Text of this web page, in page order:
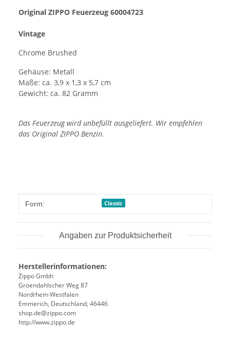
Original ZIPPO Feuerzeug 60004723
Vintage
Chrome Brushed
Gehäuse: Metall
Maße: ca. 3,9 x 1,3 x 5,7 cm
Gewicht: ca. 82 Gramm
Das Feuerzeug wird unbefüllt ausgeliefert. Wir empfehlen
das Original ZIPPO Benzin.
Produkteigenschaft
Wert
Form: Classic
Angaben zur Produktsicherheit
Herstellerinformationen:
Zippo Gmbh
Groendahlscher Weg 87
Nordrhein-Westfalen
Emmerich, Deutschland, 46446
shop.de@zippo.com
http://www.zippo.de